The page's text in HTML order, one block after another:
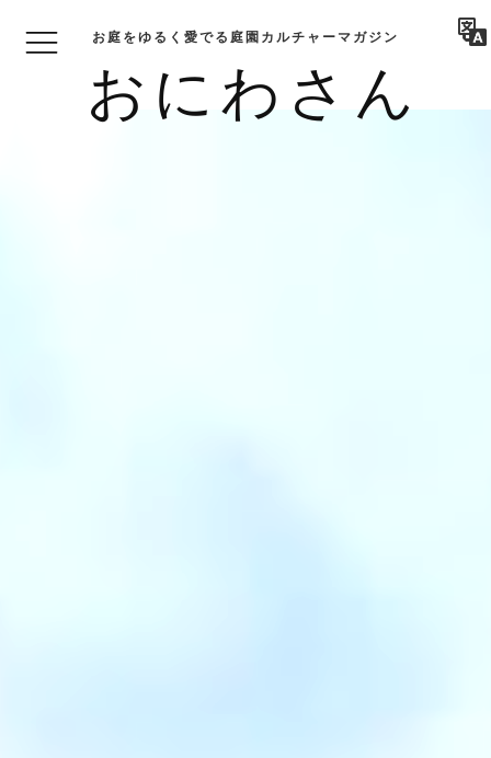
おにわさん
お庭をゆるく愛でる庭園カルチャーマガジン